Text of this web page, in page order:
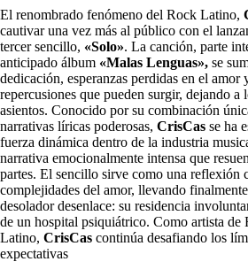
El renombrado fenómeno del Rock Latino,
cautivar una vez más al público con el
tercer sencillo, «Solo». La canción, parte
anticipado álbum «Malas Lenguas», se
dedicación, esperanzas perdidas en el amor
repercusiones que pueden surgir, dejando a
asientos. Conocido por su combinación
narrativas líricas poderosas, CrisCas se ha
fuerza dinámica dentro de la industria
narrativa emocionalmente intensa que
partes. El sencillo sirve como una reflexión
complejidades del amor, llevando
desolador desenlace: su residencia
de un hospital psiquiátrico. Como artista de
Latino, CrisCas continúa desafiando los
expectativas